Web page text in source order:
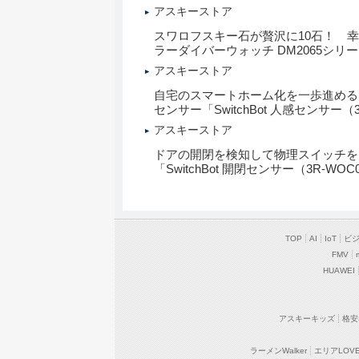
アスキーストア
スワロフスキー石が贅沢に10石！
ラーダイバーウォッチ DM2065シリ
アスキーストア
自宅のスマートホーム化を一歩進め
センサー「SwitchBot 人感センサー（
アスキーストア
ドアの開閉を検知して物理スイッチ
「SwitchBot 開閉センサー（3R-
TOP AI IoT
ビ
FMV
HUAWEI
アスキーキッズ 格
ラーメンWalker エリア